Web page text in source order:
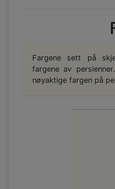
Fargene sett på
fargene av
nøyaktige fargen på